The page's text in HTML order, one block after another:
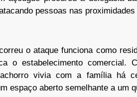
pessoas nas
o ataque funciona como
o estabelecimento comercial.
vivia com a família há
espaço aberto semelhante a um